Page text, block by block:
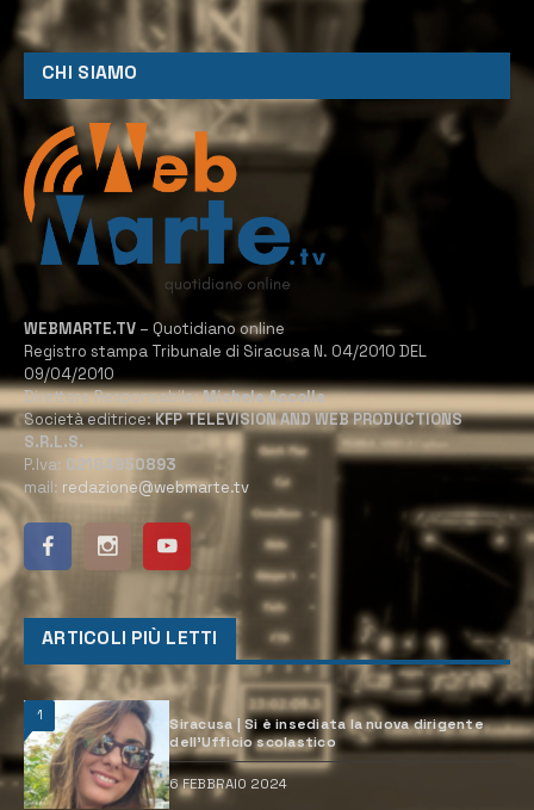
CHI SIAMO
WEBMARTE.TV – Quotidiano online
Registro stampa Tribunale di Siracusa N. 04/2010 DEL
09/04/2010
Direttore Responsabile:Michele Accolla
Società editrice:KFP TELEVISION AND WEB PRODUCTIONS
S.R.L.S.
P.Iva: 02184950893
mail: redazione@webmarte.tv
ARTICOLI PIÙ LETTI
1
Siracusa | Si è insediata la nuova dirigente
dell’Ufficio scolastico
6 FEBBRAIO 2024